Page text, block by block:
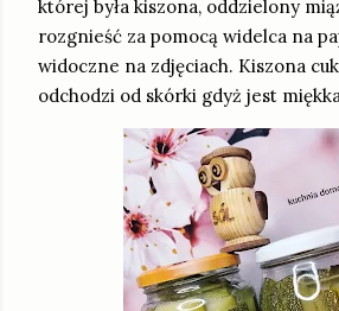
której była kiszona, oddzielony
rozgnieść za pomocą widelca na
widoczne na zdjęciach. Kiszona
odchodzi od skórki gdyż jest